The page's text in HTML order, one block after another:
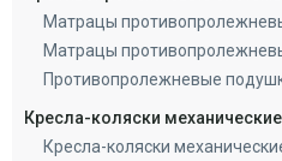
Матрацы
Матрацы
Противопролежневые
Кресла-коляски механические
Кресла-коляски